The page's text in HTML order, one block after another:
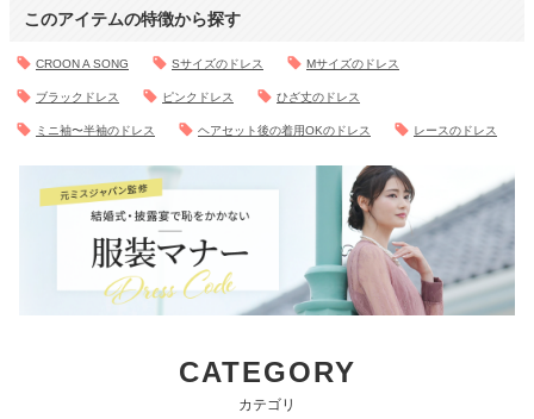
このアイテムの特徴から探す
CROON A SONG Sサイズのドレス Mサイズのドレス
ブラックドレス ピンクドレス ひざ丈のドレス
ミニ袖〜半袖のドレス ヘアセット後の着用OKのドレス レースのドレス
CATEGORY
カテゴリ